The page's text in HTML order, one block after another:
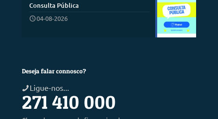
Consulta Pública
04-08-2026
Deseja falar connosco?
Ligue-nos...
271 410 000